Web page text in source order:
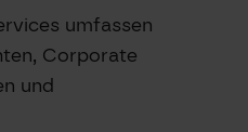
umfassen
Corporate
und